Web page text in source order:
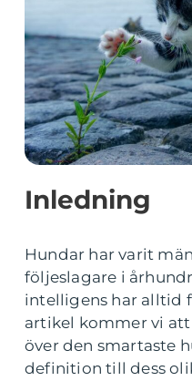
Inledning
Hundar har varit
följeslagare i
intelligens har alltid
artikel kommer vi
över den smartaste
definition till dess